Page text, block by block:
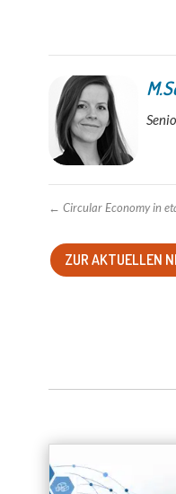
← Circular Economy in
ZUR AKTUELLEN